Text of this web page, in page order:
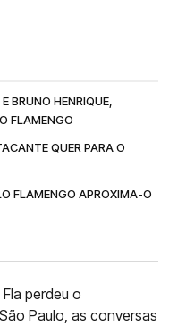
BRUNO HENRIQUE,
FLAMENGO
QUER PARA O
FLAMENGO APROXIMA-O
perdeu o
Paulo, as conversas